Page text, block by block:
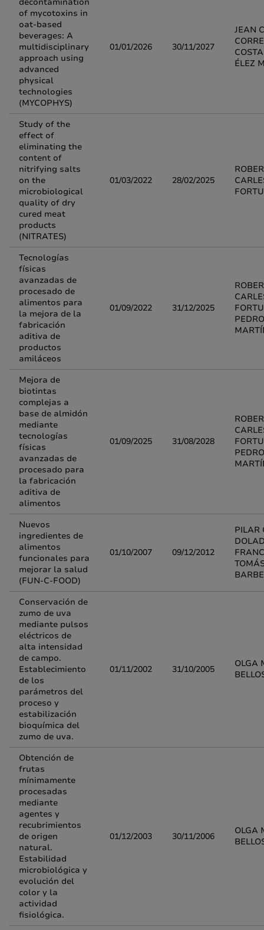
of mycotoxins in
oat-based
beverages: A
multidisciplinary
approach using
advanced
physical
technologies
(MYCOPHYS)
01/01/2026 30/11/2027
JEAN
ÉLEZ
Study of the
effect of
eliminating the
content of
nitrifying salts
on the
microbiological
quality of dry
cured meat
products
(NITRATES)
01/03/2022 28/02/2025
Tecnologías
físicas
avanzadas de
procesado de
alimentos para
la mejora de la
fabricación
aditiva de
productos
amiláceos
01/09/2022 31/12/2025
Mejora de
biotintas
complejas a
base de almidón
mediante
tecnologías
físicas
avanzadas de
procesado para
la fabricación
aditiva de
alimentos
01/09/2025 31/08/2028
Nuevos
ingredientes de
alimentos
funcionales para
mejorar la salud
(FUN-C-FOOD)
01/10/2007 09/12/2012
PILAR
Conservación de
zumo de uva
mediante pulsos
eléctricos de
alta intensidad
de campo.
Establecimiento
de los
parámetros del
proceso y
estabilización
bioquímica del
zumo de uva.
01/11/2002 31/10/2005
OLGA
Obtención de
frutas
mínimamente
procesadas
mediante
agentes y
recubrimientos
de origen
natural.
Estabilidad
microbiológica y
evolución del
color y la
actividad
fisiológica.
01/12/2003 30/11/2006
OLGA